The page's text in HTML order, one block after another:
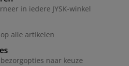
in iedere JYSK-winkel
alle artikelen
naar keuze